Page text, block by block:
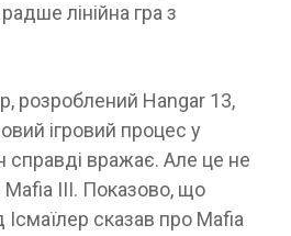
лінійна гра з
розроблений Hangar 13,
ігровий процес у
справді вражає. Але це не
Mafia III. Показово, що
сказав про Mafia